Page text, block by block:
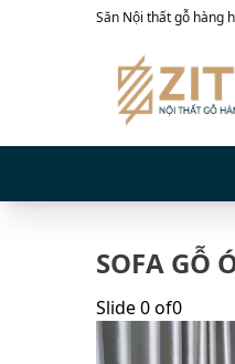
Săn Nội thất gỗ hàng
SOFA GỖ
Slide0of0